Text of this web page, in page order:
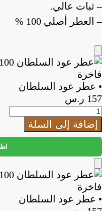
– ثبات عالي.
– العطر أصلي 100 %
Add
to
Cart
• عطر عود السلطان
157 ر.س
كمية
عطر
السلطان
إضافة إلى السلة
Add
to
Cart
• عطر عود السلطان